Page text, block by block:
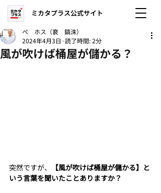
ミカタプラス公式サイト
風が吹けば桶屋が儲かる？
ぺ ホス（裵 鎬洙）
2024年4月3日 読了時間: 2分
突然ですが、
【風が吹けば桶屋が儲かる】と
いう言葉を聞いたことありますか？